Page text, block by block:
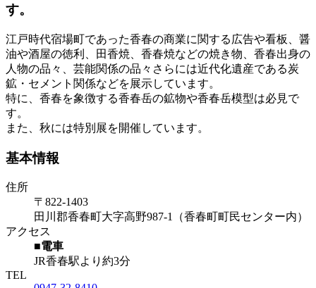
す。
江戸時代宿場町であった香春の商業に関する広告や看板、醤
油や酒屋の徳利、田香焼、香春焼などの焼き物、香春出身の
人物の品々、芸能関係の品々さらには近代化遺産である炭
鉱・セメント関係などを展示しています。
特に、香春を象徴する香春岳の鉱物や香春岳模型は必見で
す。
また、秋には特別展を開催しています。
基本情報
住所
〒822-1403
田川郡香春町大字高野987-1（香春町町民センター内）
アクセス
■電車
JR香春駅より約3分
TEL